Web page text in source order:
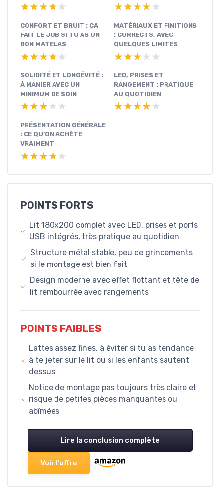
★★★★★
★★★★★ ★★★★★
★★★★★
CONFORT ET BRUIT : ÇA
FAIT LE JOB SI TU AS UN
BON MATELAS
★★★★★
★★★★★
MATÉRIAUX ET FINITIONS
: CORRECTS, AVEC
QUELQUES LIMITES
★★★★★
★★★★★
SOLIDITÉ ET LONGÉVITÉ :
À MANIER AVEC UN
MINIMUM DE SOIN
★★★★★
★★★★★
LED, PRISES ET
RANGEMENT : PRATIQUE
AU QUOTIDIEN
★★★★★
★★★★★
PRÉSENTATION GÉNÉRALE
: CE QU’ON ACHÈTE
VRAIMENT
★★★★★
★★★★★
POINTS FORTS
Lit 180x200 complet avec LED, prises et ports
USB intégrés, très pratique au quotidien
Structure métal stable, peu de grincements
si le montage est bien fait
Design moderne avec effet flottant et tête de
lit rembourrée avec rangements
POINTS FAIBLES
Lattes assez fines, à éviter si tu as tendance
à te jeter sur le lit ou si les enfants sautent
dessus
Notice de montage pas toujours très claire et
risque de petites pièces manquantes ou
abîmées
Lire la conclusion complète
Voir l'offre